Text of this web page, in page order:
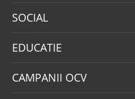
SOCIAL
EDUCATIE
CAMPANII OCV